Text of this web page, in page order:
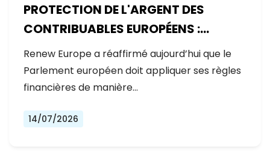
PROTECTION DE L'ARGENT DES
CONTRIBUABLES EUROPÉENS :
AUCUNE EXCEPTION
Renew Europe a réaffirmé aujourd’hui que le
Parlement européen doit appliquer ses règles
financières de manière…
14/07/2026